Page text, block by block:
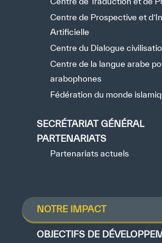
Centre de Prospective et
Artificielle
Centre du Dialogue
Centre de la langue arabe
arabophones
Fédération du monde
SECRÉTARIAT GÉNÉRAL
PARTENARIATS
Partenariats actuels
NOTRE IMPACT
OBJECTIFS DE